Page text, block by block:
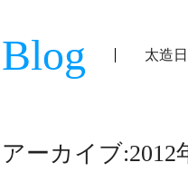
Blog 太造
アーカイブ:2012